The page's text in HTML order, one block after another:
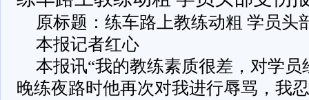
原标题：练车路上教练动粗 学员头
本报记者红心
本报讯“我的教练素质很差，对学
晚练夜路时他再次对我进行辱骂，我